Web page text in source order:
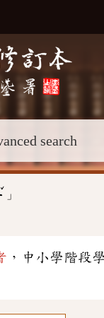
search
ˇ
」
，中小學階段